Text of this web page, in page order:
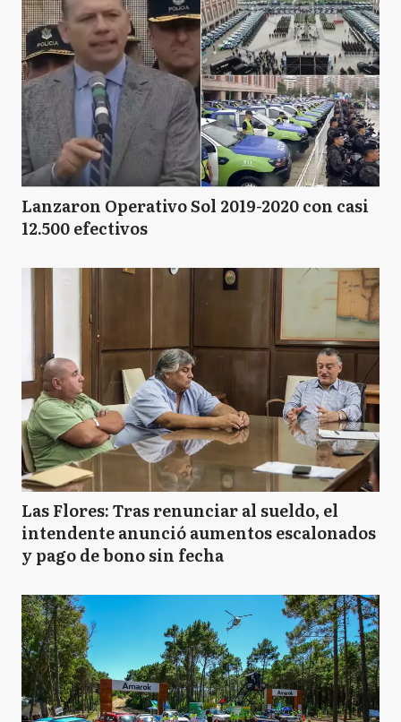
Lanzaron Operativo Sol 2019-2020 con casi
12.500 efectivos
Las Flores: Tras renunciar al sueldo, el
intendente anunció aumentos escalonados
y pago de bono sin fecha